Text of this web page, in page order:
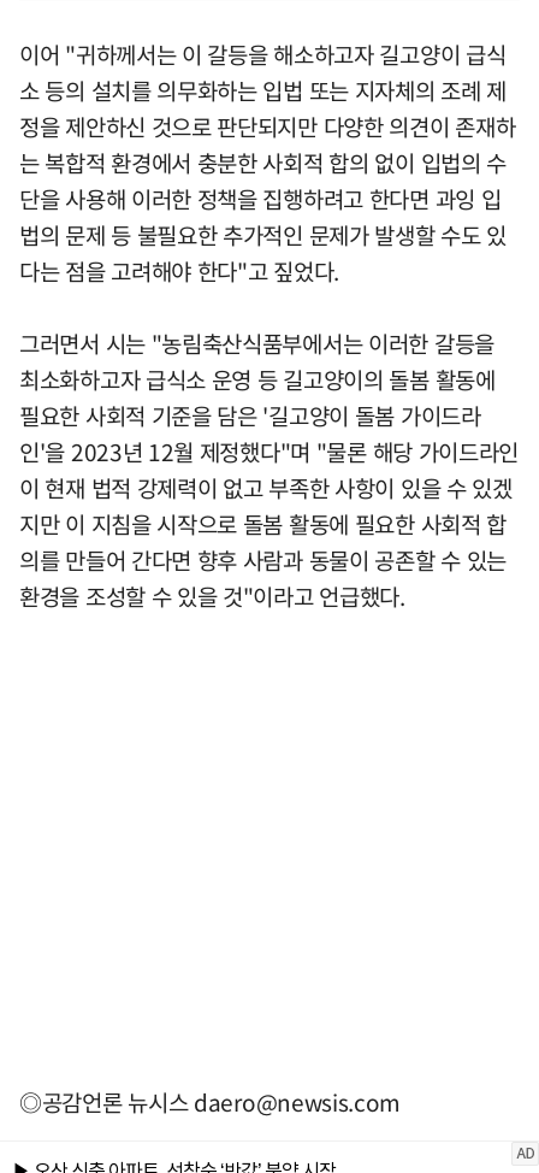
이어 "귀하께서는 이 갈등을 해소하고자 길고양이 급식
소 등의 설치를 의무화하는 입법 또는 지자체의 조례 제
정을 제안하신 것으로 판단되지만 다양한 의견이 존재하
는 복합적 환경에서 충분한 사회적 합의 없이 입법의 수
단을 사용해 이러한 정책을 집행하려고 한다면 과잉 입
법의 문제 등 불필요한 추가적인 문제가 발생할 수도 있
다는 점을 고려해야 한다"고 짚었다.
그러면서 시는 "농림축산식품부에서는 이러한 갈등을
최소화하고자 급식소 운영 등 길고양이의 돌봄 활동에
필요한 사회적 기준을 담은 '길고양이 돌봄 가이드라
인'을 2023년 12월 제정했다"며 "물론 해당 가이드라인
이 현재 법적 강제력이 없고 부족한 사항이 있을 수 있겠
지만 이 지침을 시작으로 돌봄 활동에 필요한 사회적 합
의를 만들어 간다면 향후 사람과 동물이 공존할 수 있는
환경을 조성할 수 있을 것"이라고 언급했다.
◎공감언론 뉴시스daero@newsis.com